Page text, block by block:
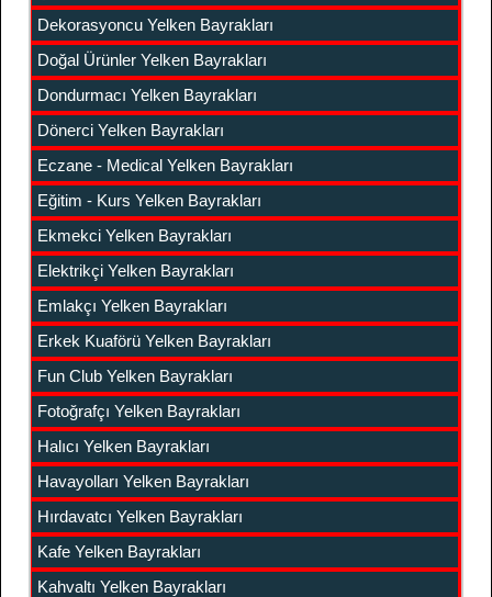
Dekorasyoncu Yelken Bayrakları
Doğal Ürünler Yelken Bayrakları
Dondurmacı Yelken Bayrakları
Dönerci Yelken Bayrakları
Eczane - Medical Yelken Bayrakları
Eğitim - Kurs Yelken Bayrakları
Ekmekci Yelken Bayrakları
Elektrikçi Yelken Bayrakları
Emlakçı Yelken Bayrakları
Erkek Kuaförü Yelken Bayrakları
Fun Club Yelken Bayrakları
Fotoğrafçı Yelken Bayrakları
Halıcı Yelken Bayrakları
Havayolları Yelken Bayrakları
Hırdavatcı Yelken Bayrakları
Kafe Yelken Bayrakları
Kahvaltı Yelken Bayrakları